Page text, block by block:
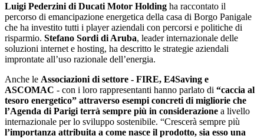
Luigi Pederzini di Ducati Motor Holding ha raccontato il
percorso di emancipazione energetica della casa di Borgo Panigale
che ha investito tutti i player aziendali con percorsi e politiche di
risparmio. Stefano Sordi di Aruba, leader internazionale delle
soluzioni internet e hosting, ha descritto le strategie aziendali
improntate all’uso razionale dell’energia.
Anche le Associazioni di settore - FIRE, E4Saving e
ASCOMAC - con i loro rappresentanti hanno parlato di “caccia al
tesoro energetico” attraverso esempi concreti di migliorie che
l’Agenda di Parigi terrà sempre più in considerazione a livello
internazionale per lo sviluppo sostenibile. “Crescerà sempre più
l’importanza attribuita a come nasce il prodotto, sia esso una